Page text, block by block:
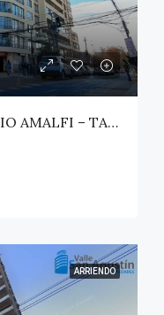
DEPTO AMOBLADO EDIFICIO AMALFI – TALCA
ARRIENDO